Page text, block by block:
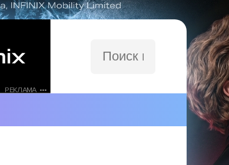
РЕКЛАМА •••
сайту